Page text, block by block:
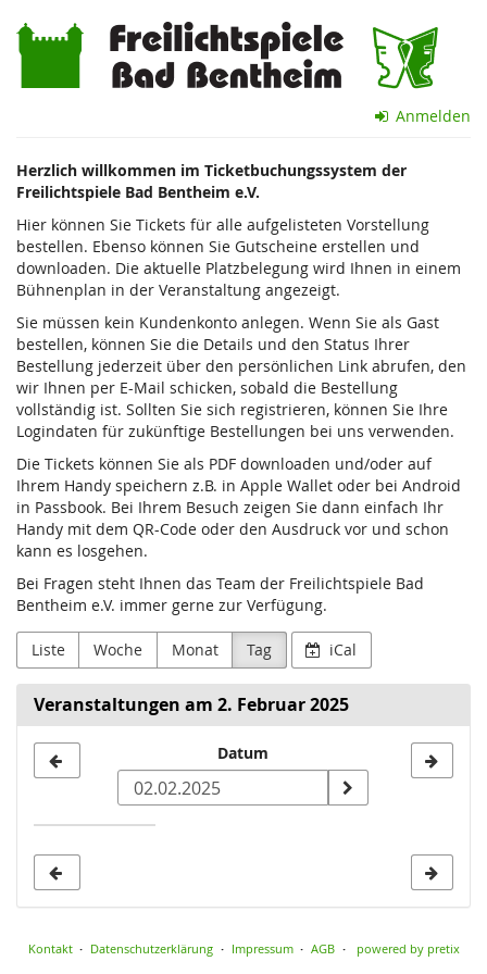
Zum
Haupt-
springen
Freilichtspiele
Bad
e.V.
Anmelden
Herzlich willkommen im Ticketbuchungssystem der
Freilichtspiele Bad Bentheim e.V.
Hier können Sie Tickets für alle aufgelisteten Vorstellung
bestellen. Ebenso können Sie Gutscheine erstellen und
downloaden. Die aktuelle Platzbelegung wird Ihnen in einem
Bühnenplan in der Veranstaltung angezeigt.
Sie müssen kein Kundenkonto anlegen. Wenn Sie als Gast
bestellen, können Sie die Details und den Status Ihrer
Bestellung jederzeit über den persönlichen Link abrufen, den
wir Ihnen per E-Mail schicken, sobald die Bestellung
vollständig ist. Sollten Sie sich registrieren, können Sie Ihre
Logindaten für zukünftige Bestellungen bei uns verwenden.
Die Tickets können Sie als PDF downloaden und/oder auf
Ihrem Handy speichern z.B. in Apple Wallet oder bei Android
in Passbook. Bei Ihrem Besuch zeigen Sie dann einfach Ihr
Handy mit dem QR-Code oder den Ausdruck vor und schon
kann es losgehen.
Bei Fragen steht Ihnen das Team der Freilichtspiele Bad
Bentheim e.V. immer gerne zur Verfügung.
Liste Woche Monat Tag iCal
Veranstaltungen am 2. Februar 2025
zur
Anzeige
Datum
Kontakt Datenschutzerklärung Impressum AGB powered by pretix